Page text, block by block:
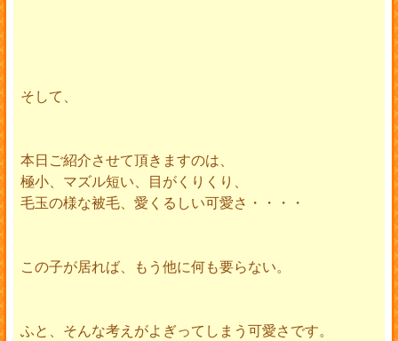
そして、
本日ご紹介させて頂きますのは、
極小、マズル短い、目がくりくり、
毛玉の様な被毛、愛くるしい可愛さ・・・・
この子が居れば、もう他に何も要らない。
ふと、そんな考えがよぎってしまう可愛さです。